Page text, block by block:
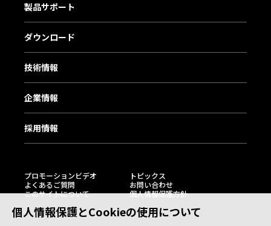
個人情報保護とCookieの使用について
製品サポート
ダウンロード
技術情報
企業情報
採用情報
プロモーションビデオ
トピックス
よくあるご質問
お問い合わせ
このサイトについて
個人情報保護方針